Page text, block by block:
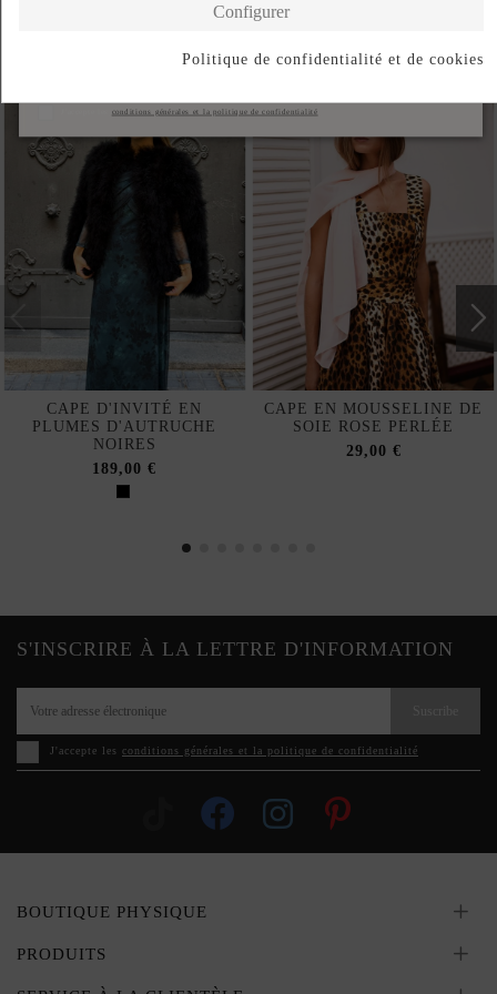
Produits de la même catégorie
CAPE D'INVITÉ EN
PLUMES D'AUTRUCHE
NOIRES
189,00 €
CAPE EN MOUSSELINE DE
SOIE ROSE PERLÉE
29,00 €
S'INSCRIRE À LA LETTRE D'INFORMATION
J'accepte les conditions générales et la politique de confidentialité
BOUTIQUE PHYSIQUE
PRODUITS
conditions générales et la politique de confidentialité
Configurer
Politique de confidentialité et de cookies